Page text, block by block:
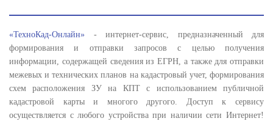
«ТехноКад-Онлайн» - интернет-сервис, предназначенный для
формирования и отправки запросов с целью получения
информации, содержащей сведения из ЕГРН, а также для отправки
межевых и технических планов на кадастровый учет, формирования
схем расположения ЗУ на КПТ с использованием публичной
кадастровой карты и многого другого. Доступ к сервису
осуществляется с любого устройства при наличии сети Интернет!